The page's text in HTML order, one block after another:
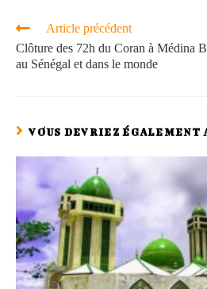
Article précédent
Clôture des 72h du Coran à Médina
au Sénégal et dans le monde
VOUS DEVRIEZ ÉGALEMENT